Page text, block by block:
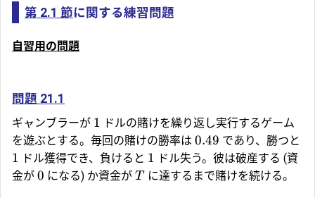
第 2.1 節に関する練習問題
自習用の問題
問題 21.1
ギャンブラーが 1 ドルの賭けを繰り返し実行するゲーム
を遊ぶとする。毎回の賭けの勝率は 0.49 であり、勝つと
1 ドル獲得でき、負けると 1 ドル失う。彼は破産する (資
金が 0 になる) か資金が T に達するまで賭けを続ける。